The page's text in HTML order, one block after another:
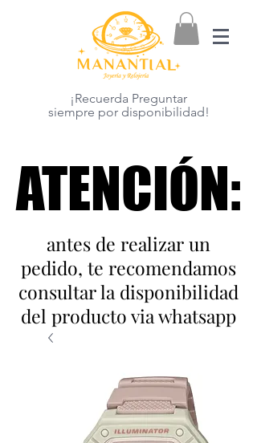
¡Recuerda Preguntar
siempre por disponibilidad!
ATENCIÓN:
ATENCIÓN:
antes de realizar un
pedido, te recomendamos
consultar la disponibilidad
del producto via whatsapp